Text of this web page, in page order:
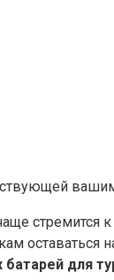
стремится к
оставаться
батарей для